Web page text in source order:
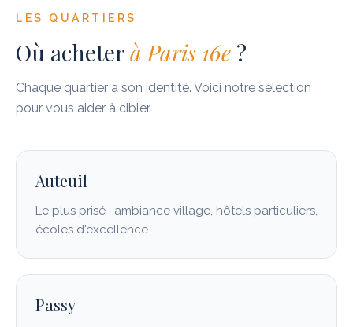
LES QUARTIERS
Où acheterà Paris 16e ?
Chaque quartier a son identité. Voici notre sélection
pour vous aider à cibler.
Auteuil
Le plus prisé : ambiance village, hôtels particuliers,
écoles d'excellence.
Passy